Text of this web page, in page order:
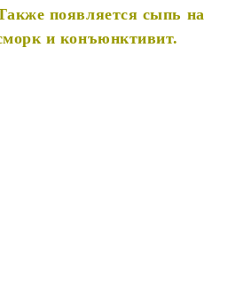
появляется сыпь на
и конъюнктивит.